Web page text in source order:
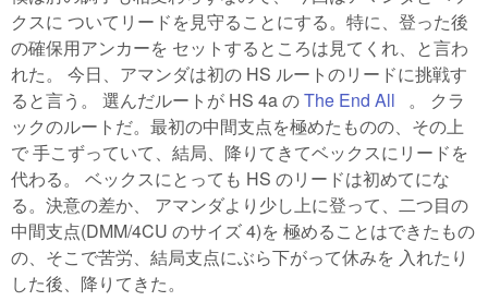
クスに ついてリードを見守ることにする。特に、登った後
の確保用アンカーを セットするところは見てくれ、と言わ
れた。 今日、アマンダは初の HS ルートのリードに挑戦す
ると言う。 選んだルートが HS 4a のThe End All (link is
external)
。 クラ
ックのルートだ。最初の中間支点を極めたものの、その上
で 手こずっていて、結局、降りてきてベックスにリードを
代わる。 ベックスにとっても HS のリードは初めてにな
る。決意の差か、 アマンダより少し上に登って、二つ目の
中間支点(DMM/4CU のサイズ 4)を 極めることはできたもの
の、そこで苦労、結局支点にぶら下がって休みを 入れたり
した後、降りてきた。